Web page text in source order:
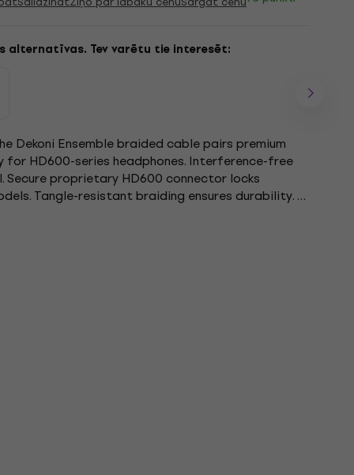
alternatīvas. Tev varētu tie interesēt:
Dekoni Ensemble braided cable pairs premium
for HD600-series headphones. Interference-free
Secure proprietary HD600 connector locks
Tangle-resistant braiding ensures durability. Y-